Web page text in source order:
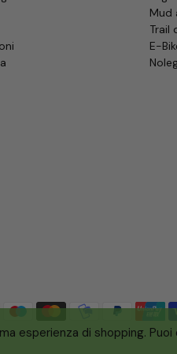
Mud
Trail
E-
esperienza di shopping.